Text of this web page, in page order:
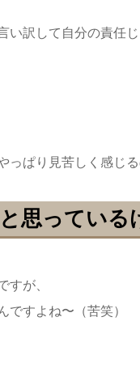
訳して自分の責任じ
ぱり見苦しく感じる
思ってい
すが、
すよね〜（苦笑）